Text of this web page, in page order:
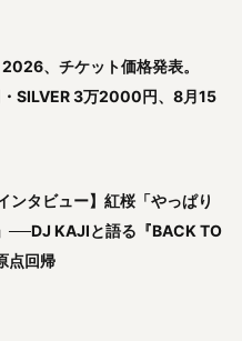
、チケット価格発表。
SILVER 3万2000円、8月15
ンタビュー】紅桜「やっぱり
──DJ KAJIと語る『BACK TO
点回帰